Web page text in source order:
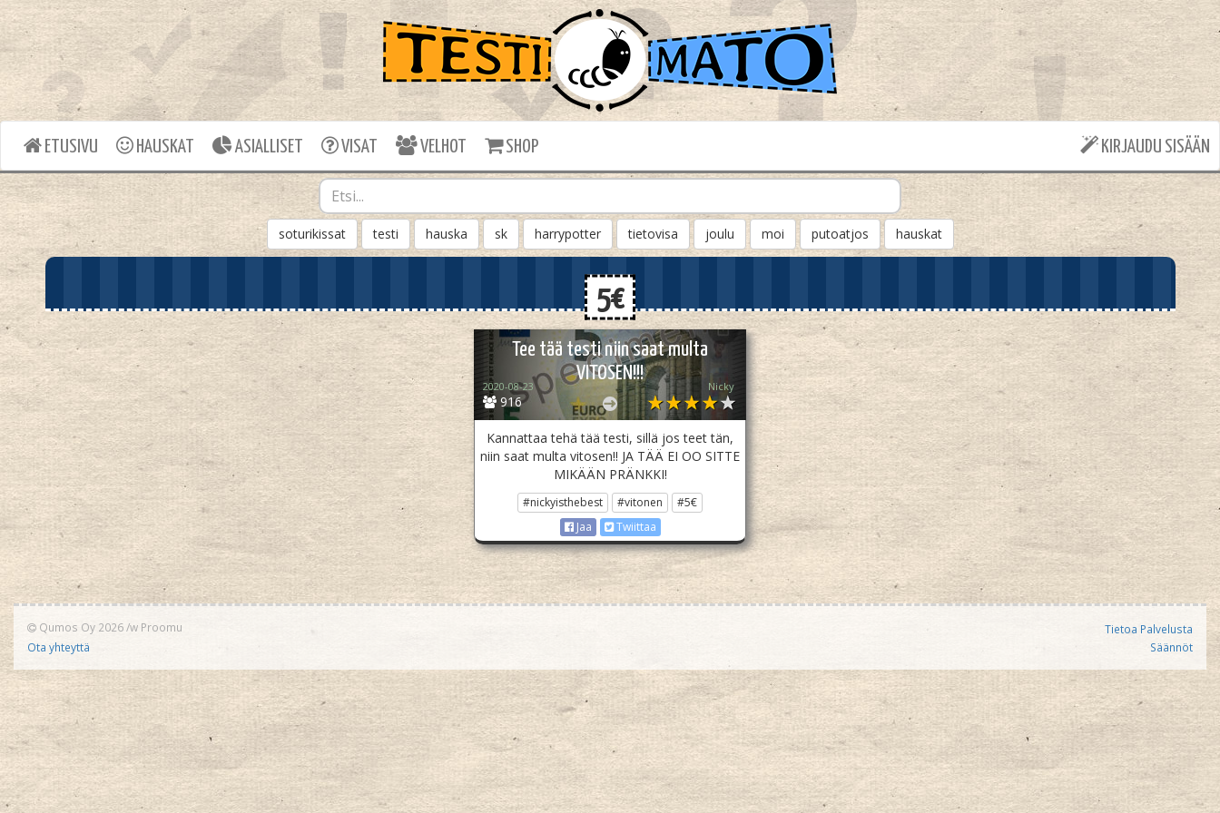
ETUSIVU HAUSKAT ASIALLISET VISAT VELHOT SHOP KIRJAUDU SISÄÄN
soturikissat testi hauska sk harrypotter tietovisa joulu moi putoatjos hauskat
5€
Tee tää testi niin saat multa
VITOSEN!!!
916
2020-08-23 Nicky
Kannattaa tehä tää testi, sillä jos teet tän,
niin saat multa vitosen!! JA TÄÄ EI OO SITTE
MIKÄÄN PRÄNKKI!
#nickyisthebest #vitonen
#5€
Jaa
Twiittaa
Qumos Oy 2026/w Proomu
Ota yhteyttä
Tietoa Palvelusta
Säännöt